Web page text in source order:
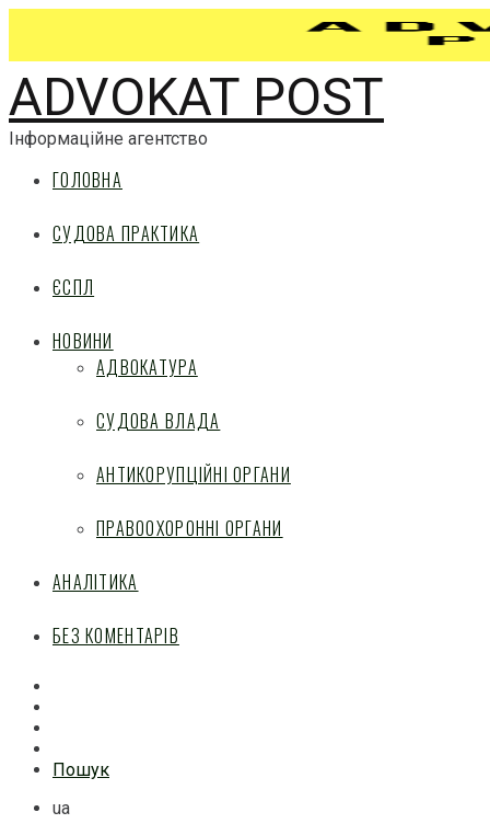
ADVOKAT POST
Інформаційне агентство
ГОЛОВНА
СУДОВА ПРАКТИКА
ЄСПЛ
НОВИНИ
АДВОКАТУРА
СУДОВА ВЛАДА
АНТИКОРУПЦІЙНІ ОРГАНИ
ПРАВООХОРОННІ ОРГАНИ
АНАЛІТИКА
БЕЗ КОМЕНТАРІВ
Пошук
ua